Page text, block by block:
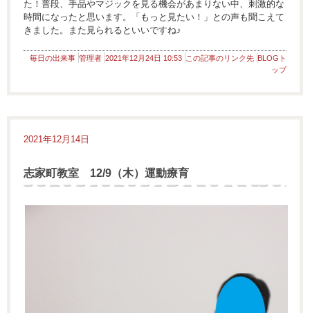
た！普段、手品やマジックを見る機会があまりない中、刺激的な
時間になったと思います。「もっと見たい！」との声も聞こえて
きました。また見られるといいですね♪
毎日の出来事 管理者 2021年12月24日 10:53 この記事のリンク先 BLOGト
ップ
2021年12月14日
志家町教室 12/9（木）運動療育